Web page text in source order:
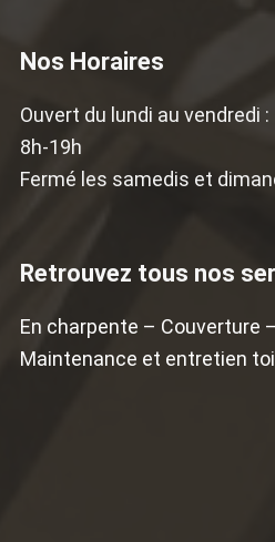
Nos Horaires
Ouvert du lundi au vendredi :
8h-19h
Fermé les samedis et
Retrouvez tous nos
En charpente – Couverture –
Maintenance et entretien